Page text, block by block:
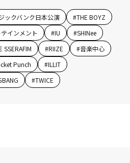
ックバンク日本公演 #THE BOYZ
インメント #IU #SHINee
SSERAFIM #RIIZE #音楽中心
Punch #ILLIT
#TWICE